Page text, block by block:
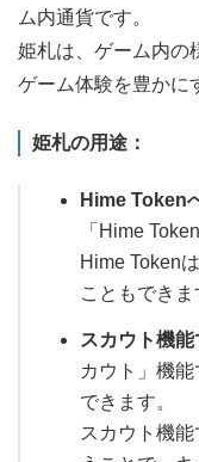
ム内通貨です。
姫札は、ゲーム内の
ゲーム体験を豊かに
姫札の用途：
Hime Token
「Hime
Hime Token
こともできま
スカウト機能
カウト」機
できます。
スカウト機